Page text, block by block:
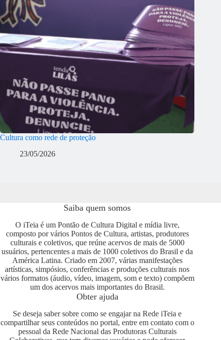
Cultura como rede de proteção
23/05/2026
Saiba quem somos
O iTeia é um Pontão de Cultura Digital e mídia livre,
composto por vários Pontos de Cultura, artistas, produtores
culturais e coletivos, que reúne acervos de mais de 5000
usuários, pertencentes a mais de 1000 coletivos do Brasil e da
América Latina. Criado em 2007, várias manifestações
artísticas, simpósios, conferências e produções culturais nos
vários formatos (áudio, vídeo, imagem, som e texto) compõem
um dos acervos mais importantes do Brasil.
Obter ajuda
Se deseja saber sobre como se engajar na Rede iTeia e
compartilhar seus conteúdos no portal, entre em contato com o
pessoal da Rede Nacional das Produtoras Culturais